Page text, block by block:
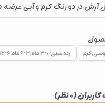
آرش در دو رنگ کرم و آبی
کرم رده سنی: ۰–۳ ماه, ۳–۶ ماه, ۶–۱۲ ماه, ۱–۲ سال
(۰نظر)